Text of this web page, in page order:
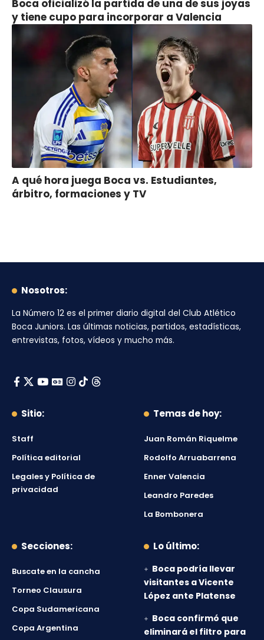
Boca oficializó la partida de una de sus joyas
y tiene cupo para incorporar a Valencia
A qué hora juega Boca vs. Estudiantes,
árbitro, formaciones y TV
Nosotros:
La Número 12 es el primer diario digital del Club Atlético
Boca Juniors. Las últimas noticias, partidos, estadísticas,
entrevistas, fotos, vídeos y mucho más.
Sitio:
Staff
Política editorial
Legales y Política de
privacidad
Temas de hoy:
Juan Román Riquelme
Rodolfo Arruabarrena
Enner Valencia
Leandro Paredes
La Bombonera
Secciones:
Buscate en la cancha
Torneo Clausura
Copa Sudamericana
Copa Argentina
Lo último:
Boca podría llevar
visitantes a Vicente
López ante Platense
Boca confirmó que
eliminará el filtro para